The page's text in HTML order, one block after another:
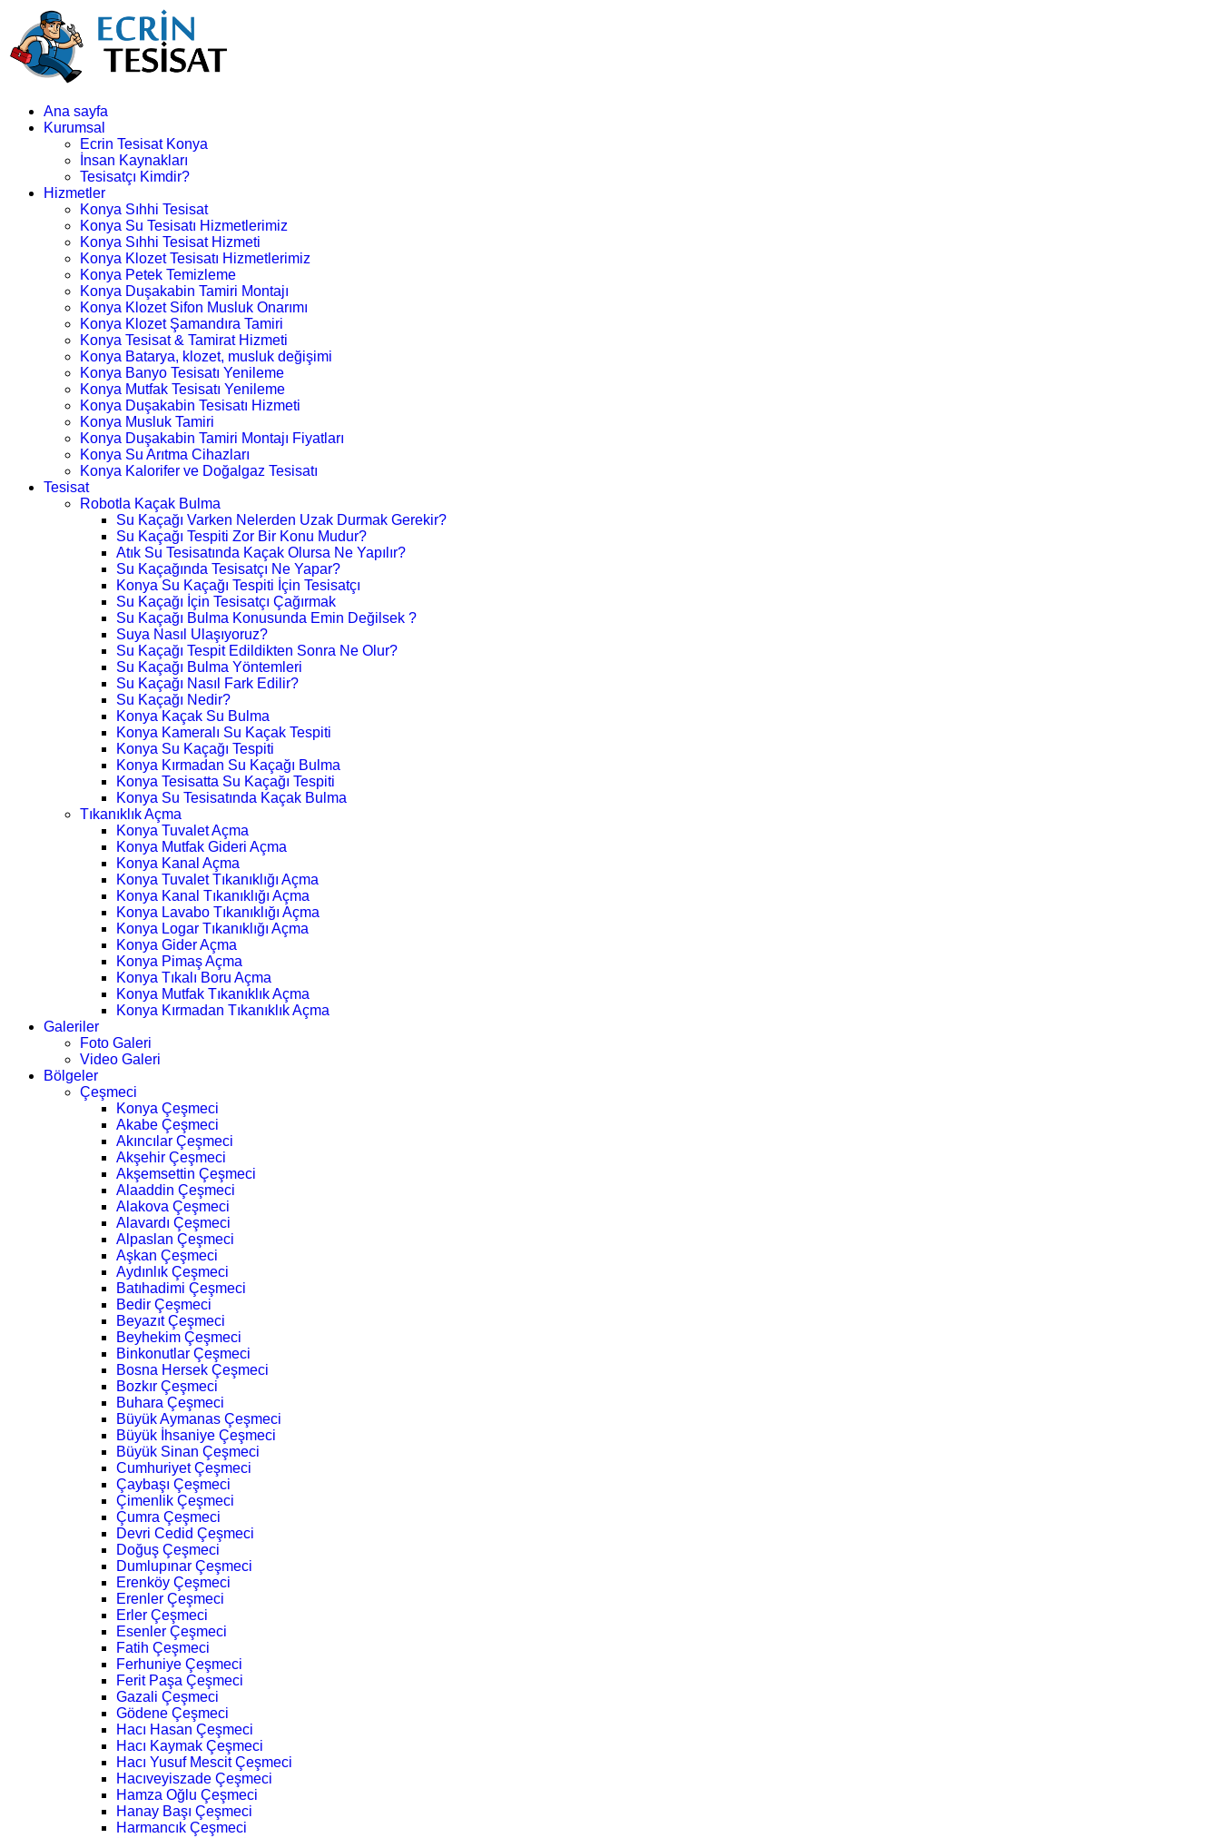
Ana sayfa
Kurumsal
Ecrin Tesisat Konya
İnsan Kaynakları
Tesisatçı Kimdir?
Hizmetler
Konya Sıhhi Tesisat
Konya Su Tesisatı Hizmetlerimiz
Konya Sıhhi Tesisat Hizmeti
Konya Klozet Tesisatı Hizmetlerimiz
Konya Petek Temizleme
Konya Duşakabin Tamiri Montajı
Konya Klozet Sifon Musluk Onarımı
Konya Klozet Şamandıra Tamiri
Konya Tesisat & Tamirat Hizmeti
Konya Batarya, klozet, musluk değişimi
Konya Banyo Tesisatı Yenileme
Konya Mutfak Tesisatı Yenileme
Konya Duşakabin Tesisatı Hizmeti
Konya Musluk Tamiri
Konya Duşakabin Tamiri Montajı Fiyatları
Konya Su Arıtma Cihazları
Konya Kalorifer ve Doğalgaz Tesisatı
Tesisat
Robotla Kaçak Bulma
Su Kaçağı Varken Nelerden Uzak Durmak Gerekir?
Su Kaçağı Tespiti Zor Bir Konu Mudur?
Atık Su Tesisatında Kaçak Olursa Ne Yapılır?
Su Kaçağında Tesisatçı Ne Yapar?
Konya Su Kaçağı Tespiti İçin Tesisatçı
Su Kaçağı İçin Tesisatçı Çağırmak
Su Kaçağı Bulma Konusunda Emin Değilsek ?
Suya Nasıl Ulaşıyoruz?
Su Kaçağı Tespit Edildikten Sonra Ne Olur?
Su Kaçağı Bulma Yöntemleri
Su Kaçağı Nasıl Fark Edilir?
Su Kaçağı Nedir?
Konya Kaçak Su Bulma
Konya Kameralı Su Kaçak Tespiti
Konya Su Kaçağı Tespiti
Konya Kırmadan Su Kaçağı Bulma
Konya Tesisatta Su Kaçağı Tespiti
Konya Su Tesisatında Kaçak Bulma
Tıkanıklık Açma
Konya Tuvalet Açma
Konya Mutfak Gideri Açma
Konya Kanal Açma
Konya Tuvalet Tıkanıklığı Açma
Konya Kanal Tıkanıklığı Açma
Konya Lavabo Tıkanıklığı Açma
Konya Logar Tıkanıklığı Açma
Konya Gider Açma
Konya Pimaş Açma
Konya Tıkalı Boru Açma
Konya Mutfak Tıkanıklık Açma
Konya Kırmadan Tıkanıklık Açma
Galeriler
Foto Galeri
Video Galeri
Bölgeler
Çeşmeci
Konya Çeşmeci
Akabe Çeşmeci
Akıncılar Çeşmeci
Akşehir Çeşmeci
Akşemsettin Çeşmeci
Alaaddin Çeşmeci
Alakova Çeşmeci
Alavardı Çeşmeci
Alpaslan Çeşmeci
Aşkan Çeşmeci
Aydınlık Çeşmeci
Batıhadimi Çeşmeci
Bedir Çeşmeci
Beyazıt Çeşmeci
Beyhekim Çeşmeci
Binkonutlar Çeşmeci
Bosna Hersek Çeşmeci
Bozkır Çeşmeci
Buhara Çeşmeci
Büyük Aymanas Çeşmeci
Büyük İhsaniye Çeşmeci
Büyük Sinan Çeşmeci
Cumhuriyet Çeşmeci
Çaybaşı Çeşmeci
Çimenlik Çeşmeci
Çumra Çeşmeci
Devri Cedid Çeşmeci
Doğuş Çeşmeci
Dumlupınar Çeşmeci
Erenköy Çeşmeci
Erenler Çeşmeci
Erler Çeşmeci
Esenler Çeşmeci
Fatih Çeşmeci
Ferhuniye Çeşmeci
Ferit Paşa Çeşmeci
Gazali Çeşmeci
Gödene Çeşmeci
Hacı Hasan Çeşmeci
Hacı Kaymak Çeşmeci
Hacı Yusuf Mescit Çeşmeci
Hacıveyiszade Çeşmeci
Hamza Oğlu Çeşmeci
Hanay Başı Çeşmeci
Harmancık Çeşmeci